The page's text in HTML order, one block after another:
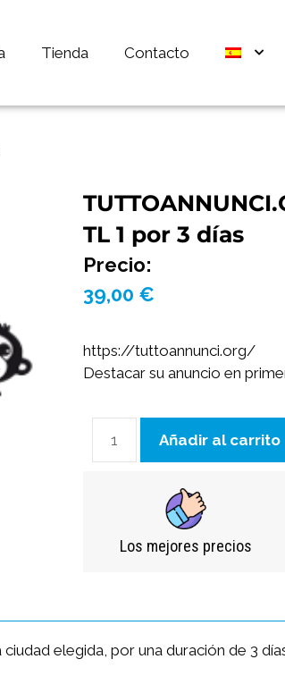
Tienda Contacto
TL 1 por 3 días
Precio:
39,00 €
https://tuttoannunci.org/
Destacar su anuncio en
Añadir al carrito
Los mejores precios
elegida, por una duración de 3